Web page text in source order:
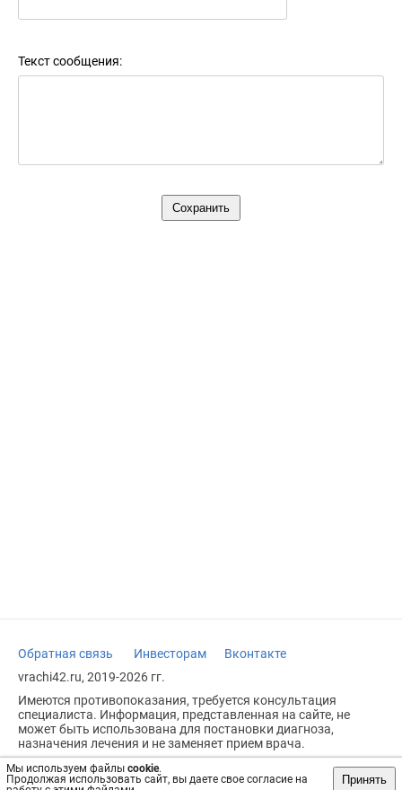
Мы используем файлы cookie.
Продолжая использовать сайт, вы даете свое согласие на
Принять
Текст сообщения:
Обратная связь Инвесторам
Вконтакте
vrachi42.ru, 2019-2026 гг.
Имеются противопоказания, требуется консультация
специалиста. Информация, представленная на сайте, не
может быть использована для постановки диагноза,
назначения лечения и не заменяет прием врача.
Возрастное ограничение: 18+